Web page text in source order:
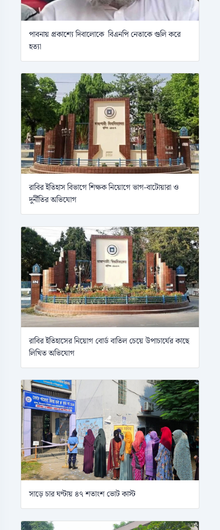
পাবনায় প্রকাশ্যে দিবালোকে বিএনপি নেতাকে গুলি করে
হত্যা
রাবির ইতিহাস বিভাগে শিক্ষক নিয়োগে ভাগ-বাটোয়ারা ও
দুর্নীতির অভিযোগ
রাবির ইতিহাসের নিয়োগ বোর্ড বাতিল চেয়ে উপাচার্যের কাছে
লিখিত অভিযোগ
সাড়ে চার ঘণ্টায় ৪৭ শতাংশ ভোট কাস্ট